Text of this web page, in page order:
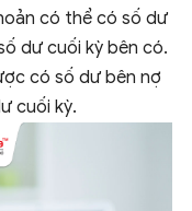
có thể có số dư
dư cuối kỳ bên có.
có số dư bên nợ
cuối kỳ.